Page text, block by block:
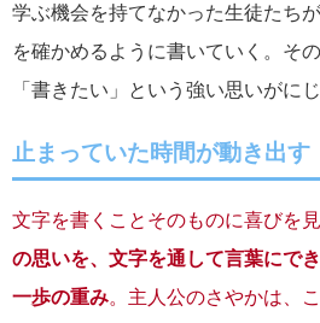
学ぶ機会を持てなかった生徒たち
を確かめるように書いていく。そ
「書きたい」という強い思いがに
止まっていた時間が動き出す
文字を書くことそのものに喜びを見
の思いを、文字を通して言葉にで
一歩の重み 。主人公のさやかは、